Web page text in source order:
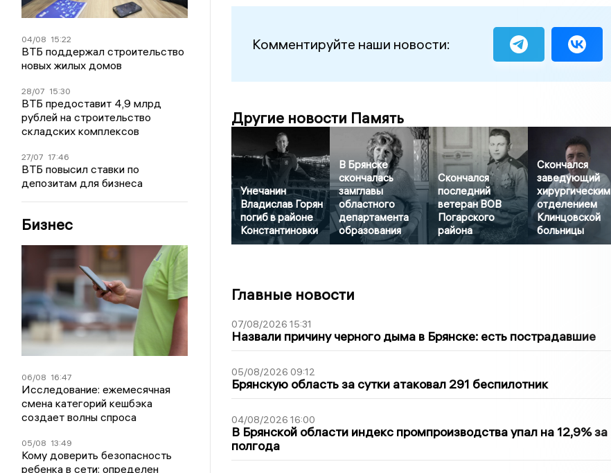
04/08 15:22
ВТБ поддержал строительство
новых жилых домов
28/07 15:30
ВТБ предоставит 4,9 млрд
рублей на строительство
складских комплексов
27/07 17:46
ВТБ повысил ставки по
депозитам для бизнеса
Бизнес
06/08 16:47
Исследование: ежемесячная
смена категорий кешбэка
создает волны спроса
05/08 13:49
Кому доверить безопасность
ребенка в сети: определен
Комментируйте наши новости:
Другие новости Память
Унечанин
Владислав Горян
погиб в районе
Константиновки
В Брянске
скончалась
замглавы
областного
департамента
образования
Скончался
последний
ветеран ВОВ
Погарского
района
Скончался
заведующий
хирургическим
отделением
Клинцовской
больницы
Главные новости
07/08/2026 15:31
Назвали причину черного дыма в Брянске: есть пострадавшие
05/08/2026 09:12
Брянскую область за сутки атаковал 291 беспилотник
04/08/2026 16:00
В Брянской области индекс промпроизводства упал на 12,9% за
полгода